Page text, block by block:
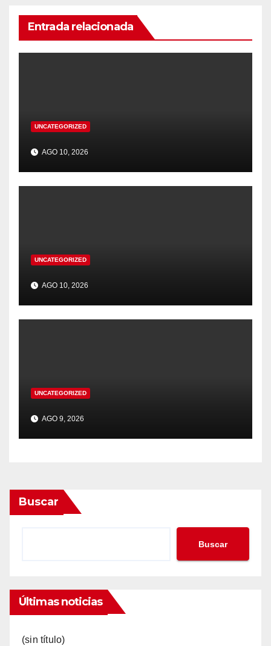
Entrada relacionada
UNCATEGORIZED
AGO 10, 2026
UNCATEGORIZED
AGO 10, 2026
UNCATEGORIZED
AGO 9, 2026
Buscar
Buscar
Últimas noticias
(sin título)